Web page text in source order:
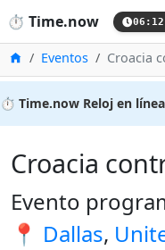
⏱️ Time.now
InicioEventos Croacia
⏱️ Time.now Reloj en
Croacia
Evento
📍 Dallas,